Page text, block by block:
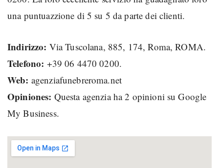
una puntuazzione di 5 su 5 da parte dei clienti.
Indirizzo: Via Tuscolana, 885, 174, Roma, ROMA.
Telefono: +39 06 4470 0200.
Web: agenziafunebreroma.net
Opiniones: Questa agenzia ha 2 opinioni su Google
My Business.